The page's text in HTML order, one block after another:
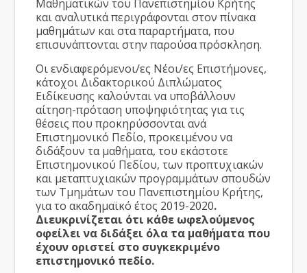
Μαθηματικών του Πανεπιστημίου Κρήτης
και αναλυτικά περιγράφονται στον πίνακα
μαθημάτων και στα παραρτήματα, που
επισυνάπτονται στην παρούσα πρόσκληση.
Οι ενδιαφερόμενοι/ες Νέοι/ες Επιστήμονες,
κάτοχοι Διδακτορικού Διπλώματος
Ειδίκευσης καλούνται να υποβάλλουν
αίτηση-πρόταση υποψηφιότητας για τις
θέσεις που προκηρύσσονται ανά
Επιστημονικό Πεδίο, προκειμένου να
διδάξουν τα μαθήματα, του εκάστοτε
Επιστημονικού Πεδίου, των προπτυχιακών
και μεταπτυχιακών προγραμμάτων σπουδών
των Τμημάτων του Πανεπιστημίου Κρήτης,
για το ακαδημαϊκό έτος 2019-2020.
Διευκρινίζεται ότι κάθε ωφελούμενος
οφείλει να διδάξει όλα τα μαθήματα που
έχουν οριστεί στο συγκεκριμένο
επιστημονικό πεδίο.